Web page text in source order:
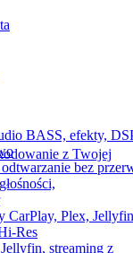
BASS, efekty,
bez
CarPlay, Plex,
Res
streaming z
z Twojej